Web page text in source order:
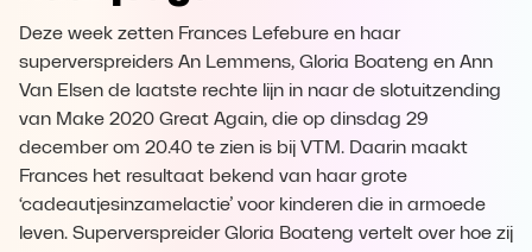
Deze week zetten Frances Lefebure en haar
superverspreiders An Lemmens, Gloria Boateng en Ann
Van Elsen de laatste rechte lijn in naar de slotuitzending
van Make 2020 Great Again, die op dinsdag 29
december om 20.40 te zien is bij VTM. Daarin maakt
Frances het resultaat bekend van haar grote
‘cadeautjesinzamelactie’ voor kinderen die in armoede
leven. Superverspreider Gloria Boateng vertelt over hoe zij